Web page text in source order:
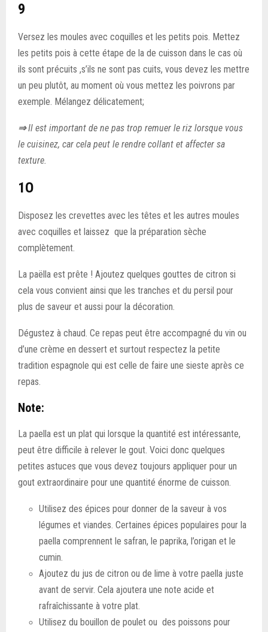
9
Versez les moules avec coquilles et les petits pois. Mettez
les petits pois à cette étape de la de cuisson dans le cas où
ils sont précuits ,s’ils ne sont pas cuits, vous devez les mettre
un peu plutôt, au moment où vous mettez les poivrons par
exemple. Mélangez délicatement;
⇒Il est important de ne pas trop remuer le riz lorsque vous
le cuisinez, car cela peut le rendre collant et affecter sa
texture.
1O
Disposez les crevettes avec les têtes et les autres moules
avec coquilles et laissez que la préparation sèche
complètement.
La paëlla est prête ! Ajoutez quelques gouttes de citron si
cela vous convient ainsi que les tranches et du persil pour
plus de saveur et aussi pour la décoration.
Dégustez à chaud. Ce repas peut être accompagné du vin ou
d’une crème en dessert et surtout respectez la petite
tradition espagnole qui est celle de faire une sieste après ce
repas.
Note:
La paella est un plat qui lorsque la quantité est intéressante,
peut être difficile à relever le gout. Voici donc quelques
petites astuces que vous devez toujours appliquer pour un
gout extraordinaire pour une quantité énorme de cuisson.
Utilisez des épices pour donner de la saveur à vos
légumes et viandes. Certaines épices populaires pour la
paella comprennent le safran, le paprika, l’origan et le
cumin.
Ajoutez du jus de citron ou de lime à votre paella juste
avant de servir. Cela ajoutera une note acide et
rafraîchissante à votre plat.
Utilisez du bouillon de poulet ou des poissons pour